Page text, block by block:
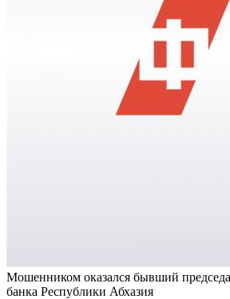
Мошенником оказался бывший
банка Республики Абхазия